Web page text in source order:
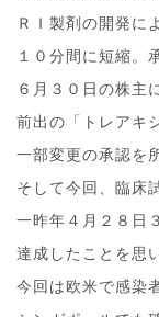
ＲＩ製剤の開発に
１０分間に短縮。
６月３０日の株主
前出の「トレアキ
一部変更の承認を
そして今回、臨床
一昨年４月２８日
達成したことを思
今回は欧米で感染